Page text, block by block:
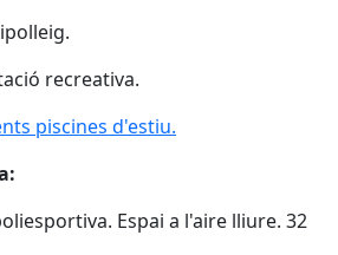
recreativa.
piscines d'estiu.
Espai a l'aire lliure. 32